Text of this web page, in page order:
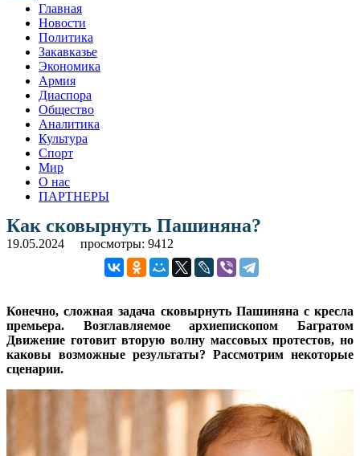
Главная
Новости
Политика
Закавказье
Экономика
Армия
Диаспора
Общество
Аналитика
Культура
Спорт
Мир
О нас
ПАРТНЕРЫ
Как сковырнуть Пашиняна?
19.05.2024 просмотры: 9412
Конечно, сложная задача сковырнуть Пашиняна с кресла
премьера. Возглавляемое архиепископом Багратом
Движение готовит вторую волну массовых протестов, но
каковы возможные результаты? Рассмотрим некоторые
сценарии.